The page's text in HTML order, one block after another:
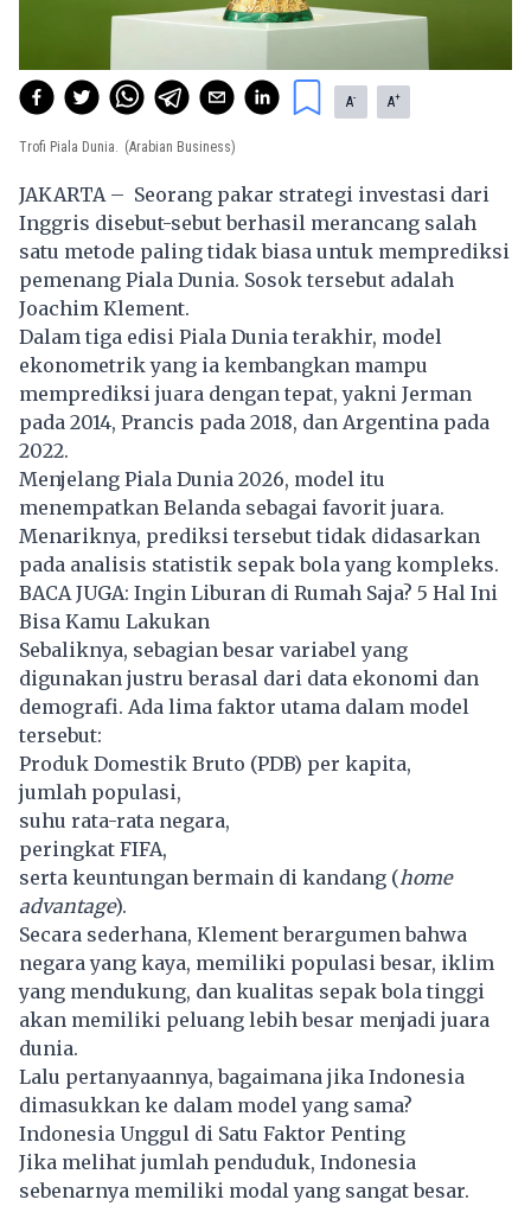
A- A+
Trofi Piala Dunia. (Arabian Business)
JAKARTA – Seorang pakar strategi investasi dari
Inggris disebut-sebut berhasil merancang salah
satu metode paling tidak biasa untuk memprediksi
pemenang Piala Dunia. Sosok tersebut adalah
Joachim Klement.
Dalam tiga edisi Piala Dunia terakhir, model
ekonometrik yang ia kembangkan mampu
memprediksi juara dengan tepat, yakni Jerman
pada 2014, Prancis pada 2018, dan Argentina pada
2022.
Menjelang Piala Dunia 2026, model itu
menempatkan Belanda sebagai favorit juara.
Menariknya, prediksi tersebut tidak didasarkan
pada analisis statistik sepak bola yang kompleks.
BACA JUGA: Ingin Liburan di Rumah Saja? 5 Hal Ini
Bisa Kamu Lakukan
Sebaliknya, sebagian besar variabel yang
digunakan justru berasal dari data ekonomi dan
demografi. Ada lima faktor utama dalam model
tersebut:
Produk Domestik Bruto (PDB) per kapita,
jumlah populasi,
suhu rata-rata negara,
peringkat FIFA,
serta keuntungan bermain di kandang (home
advantage).
Secara sederhana, Klement berargumen bahwa
negara yang kaya, memiliki populasi besar, iklim
yang mendukung, dan kualitas sepak bola tinggi
akan memiliki peluang lebih besar menjadi juara
dunia.
Lalu pertanyaannya, bagaimana jika Indonesia
dimasukkan ke dalam model yang sama?
Indonesia Unggul di Satu Faktor Penting
Jika melihat jumlah penduduk, Indonesia
sebenarnya memiliki modal yang sangat besar.